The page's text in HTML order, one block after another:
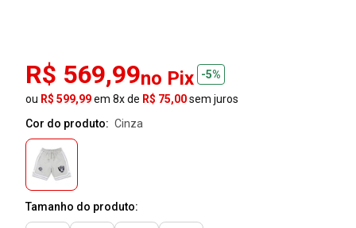
R$ 569,99no Pix
-5%
ou R$ 599,99em 8x de R$ 75,00sem juros
Cor do produto:
cinza
Tamanho do produto: